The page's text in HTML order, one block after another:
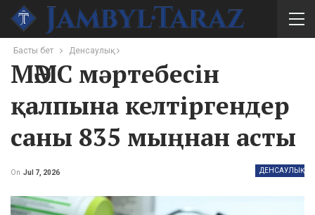
Басты бет Денсаулық
МӘМС мәртебесін
қалпына келтіргендер
саны 835 мыңнан асты
ДЕНСАУЛЫҚ
On Jul 7, 2026